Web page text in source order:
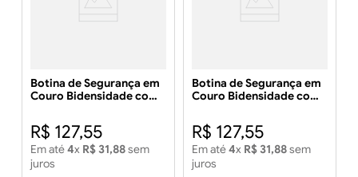
Botina de Segurança em
Couro Bidensidade com
BRACOL
R$ 127,55
Em até4x R$ 31,88sem
juros
Botina de Segurança em
Couro Bidensidade com
BRACOL
R$ 127,55
Em até4x R$ 31,88sem
juros